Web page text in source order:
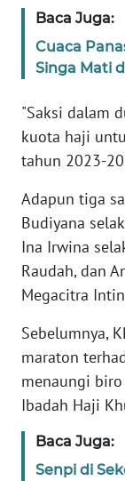
Baca Juga:
Cuaca
Singa Mati
"Saksi dalam
kuota haji
tahun 2023-
Adapun tiga
Budiyana
Ina Irwina
Raudah, dan
Megacitra
Sebelumnya,
maraton
menaungi
Ibadah Haji
Baca Juga:
Senpi di
TENTANG
KAMI
PEDOMAN
SIBER
REDAKSI
KARIR
DISCLAIMER
Wahana
Regional
WN
SUMUT
WN
JAKARTA